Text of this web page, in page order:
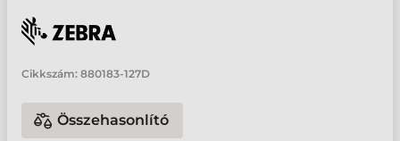
Cikkszám: 880183-127D
Összehasonlító